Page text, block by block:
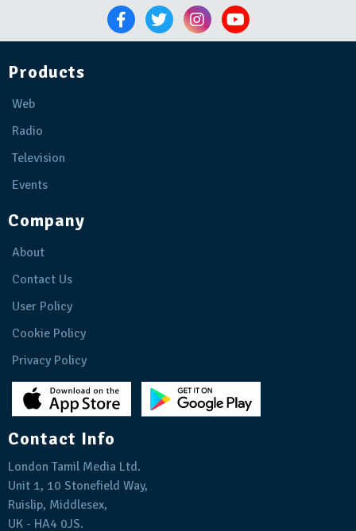
Products
Web
Radio
Television
Events
Company
About
Contact Us
User Policy
Cookie Policy
Privacy Policy
Contact Info
London Tamil Media Ltd.
Unit 1, 10 Stonefield Way,
Ruislip, Middlesex,
UK - HA4 0JS.